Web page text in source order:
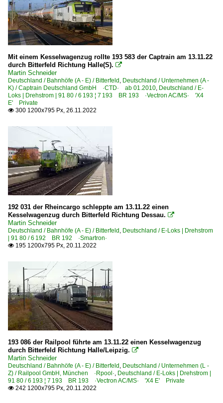
ICE T BR 411 · 5 411
ICE T BR 415 · 5 415
0 424 BR 424
0 428 BR 428 ·Flirt (vierteilig)·
0 442 BR 442 ·Talent 2· 'Hamsterbacke'
1 442 BR 442 ·Talent 2· 'Hamsterbacke'
9 442 BR 442 ·Talent 2· 'Hamsterbacke'
Galerien
Bahn und Tiere
Sonderzüge und Sonderfahrten
Güterverkehr
Gemischte Güterzüge
Güterzüge (sonstige)
Kessel- und Silozüge
KLV Containerzüge
Schwertransporte
Zementzüge
Güterwagen
7 | Gattung Z | Kesselwagen
Kesselwagen
Personenwagen
Mit einem Kesselwagenzug rollte 193 583 der Captrain am 13.11.22
durch Bitterfeld Richtung Halle(S). 
Martin Schneider
Deutschland / Bahnhöfe (A - E) / Bitterfeld , Deutschland / Unternehmen (A -
K) / Captrain Deutschland GmbH ·CTD· ab 01.2010, Deutschland / E-
Loks | Drehstrom | 91 80 / 6 193 ¦ 7 193 BR 193 ·Vectron AC/MS· 'X4
E' Private
 300 1200x795 Px, 26.11.2022
192 031 der Rheincargo schleppte am 13.11.22 einen
Kesselwagenzug durch Bitterfeld Richtung Dessau. 
Martin Schneider
Deutschland / Bahnhöfe (A - E) / Bitterfeld , Deutschland / E-Loks | Drehstrom
| 91 80 / 6 192 BR 192 ·Smartron·
 195 1200x795 Px, 20.11.2022
193 086 der Railpool führte am 13.11.22 einen Kesselwagenzug
durch Bitterfeld Richtung Halle/Leipzig. 
Martin Schneider
Deutschland / Bahnhöfe (A - E) / Bitterfeld , Deutschland / Unternehmen (L -
Z) / Railpool GmbH, München ·Rpool·, Deutschland / E-Loks | Drehstrom |
91 80 / 6 193 ¦ 7 193 BR 193 ·Vectron AC/MS· 'X4 E' Private
 242 1200x795 Px, 20.11.2022